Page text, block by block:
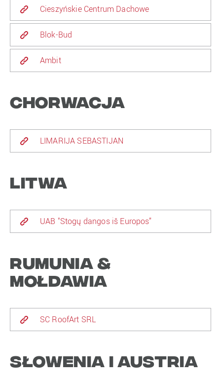
Cieszyńskie Centrum Dachowe
Blok-Bud
Ambit
Chorwacja
LIMARIJA SEBASTIJAN
Litwa
UAB "Stogų dangos iš Europos”
Rumunia &
Mołdawia
SC RoofArt SRL
Słowenia i Austria